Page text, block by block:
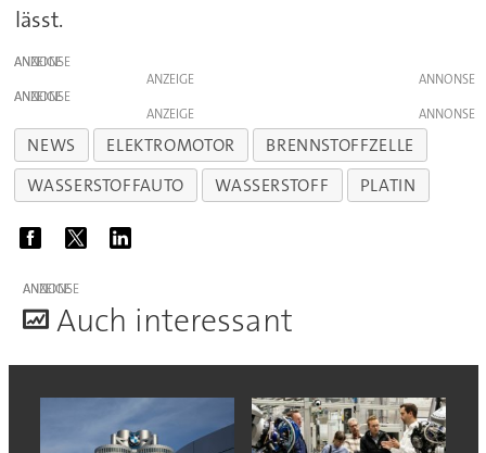
lässt.
ANZEIGE
ANZEIGE
ANZEIGE
ANZEIGE
NEWS ELEKTROMOTOR
BRENNSTOFFZELLE
WASSERSTOFFAUTO
WASSERSTOFF PLATIN
ANZEIGE
Auch interessant